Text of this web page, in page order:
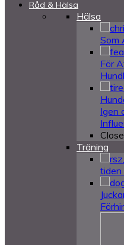
Råd & Hälsa
Hälsa
Som
För
Igen
Close
Träning
tiden